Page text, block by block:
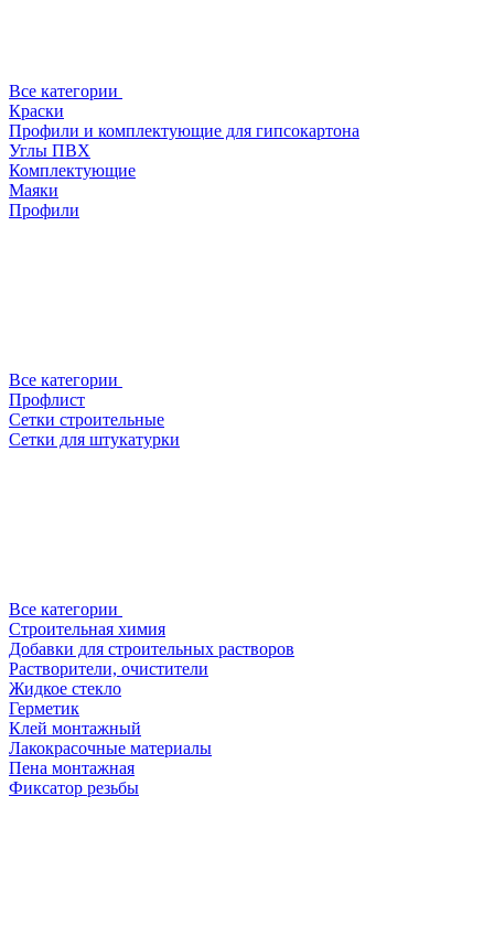
Все категории
Краски
Профили и комплектующие для гипсокартона
Углы ПВХ
Комплектующие
Маяки
Профили
Все категории
Профлист
Сетки строительные
Сетки для штукатурки
Все категории
Строительная химия
Добавки для строительных растворов
Растворители, очистители
Жидкое стекло
Герметик
Клей монтажный
Лакокрасочные материалы
Пена монтажная
Фиксатор резьбы